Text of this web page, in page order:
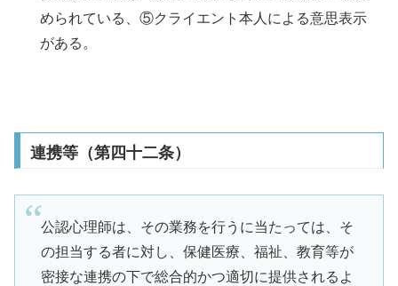
められている、⑤クライエント本人による意思表示
がある。
連携等（第四十二条）
公認心理師は、その業務を行うに当たっては、そ
の担当する者に対し、保健医療、福祉、教育等が
密接な連携の下で総合的かつ適切に提供されるよ